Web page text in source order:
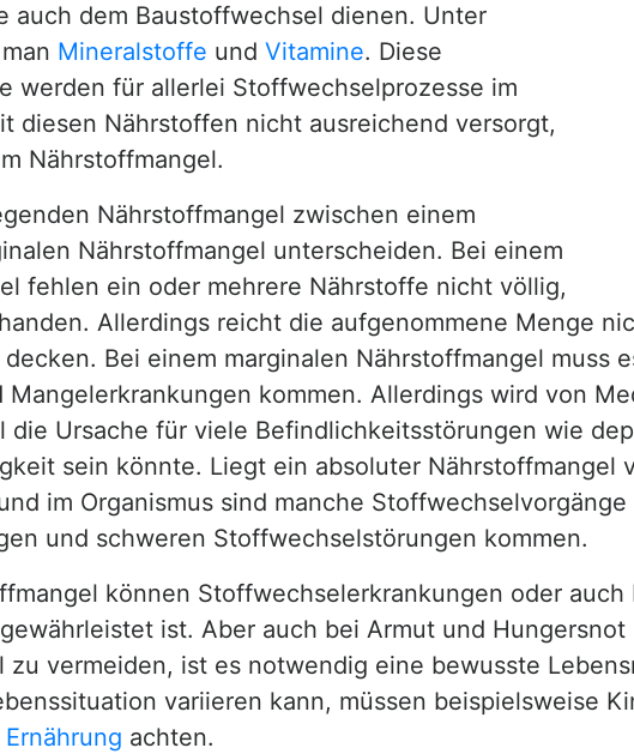
auch dem Baustoffwechsel dienen. Unter
Mineralstoffe und Vitamine. Diese
werden für allerlei Stoffwechselprozesse im
diesen Nährstoffen nicht ausreichend versorgt,
Nährstoffmangel.
Nährstoffmangel zwischen einem
Nährstoffmangel unterscheiden. Bei einem
fehlen ein oder mehrere Nährstoffe nicht völlig,
Allerdings reicht die aufgenommene Menge
Bei einem marginalen Nährstoffmangel muss
kommen. Allerdings wird von
die Ursache für viele Befindlichkeitsstörungen wie
sein könnte. Liegt ein absoluter Nährstoffmangel
im Organismus sind manche
und schweren Stoffwechselstörungen kommen.
können Stoffwechselerkrankungen oder
ist. Aber auch bei Armut und
zu vermeiden, ist es notwendig eine bewusste
variieren kann, müssen beispielsweise
Ernährung achten.